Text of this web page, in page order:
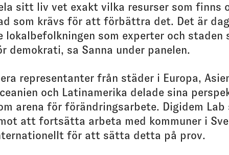
sitt liv vet exakt vilka resurser som finns
som krävs för att förbättra det. Det är
lokalbefolkningen som experter och staden
demokrati, sa Sanna under panelen.
representanter från städer i Europa,
och Latinamerika delade sina
arena för förändringsarbete. Digidem Lab
att fortsätta arbeta med kommuner i
för att sätta detta på prov.